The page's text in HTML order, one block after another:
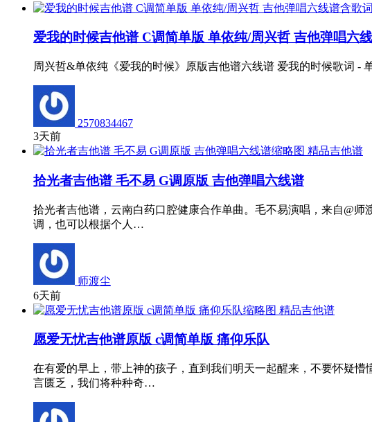
爱我的时候吉他谱 C调简单版 单依纯/周兴哲 吉他弹唱六
周兴哲&单依纯《爱我的时候》原版吉他谱六线谱 爱我的时候歌词 -
2570834467
3天前
精品吉他谱
拾光者吉他谱 毛不易 G调原版 吉他弹唱六线谱
拾光者吉他谱，云南白药口腔健康合作单曲。毛不易演唱，来自@
调，也可以根据个人…
师渡尘
6天前
精品吉他谱
愿爱无忧吉他谱原版 c调简单版 痛仰乐队
在有爱的早上，带上神的孩子，直到我们明天一起醒来，不要怀疑
言匮乏，我们将种种奇…